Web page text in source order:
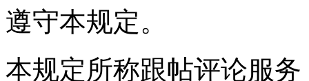
遵守本规定。
本规定所称跟帖评论服